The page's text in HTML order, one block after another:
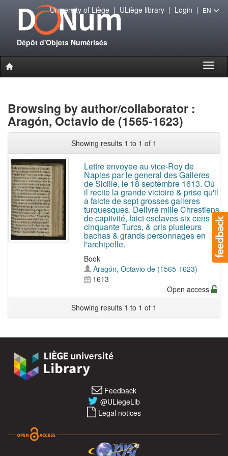
Dépôt d'Objets Numérisés
University of Liège| ULiège library| Login | EN
Browsing by author/collaborator :
Aragón, Octavio de (1565-1623)
Showing results 1 to 1 of 1
Lettre envoyee au vice-Roy de
Naples par le general des Galleres
de Sicille, le 18 septembre 1613. Où
il recite la grande victoire & prise qu'il
a faicte de sept grosses galleres
turquesques. Delivré mille Chrestiens
de captivité, faict esclaves six cens
cinquante Turcs, & pris plusieurs
bachas & grands personnages en
l'archipelle.
Book
Aragón, Octavio de (1565-1623)
1613
Open access
Showing results 1 to 1 of 1
Feedback
@ULiegeLib
Legal notices